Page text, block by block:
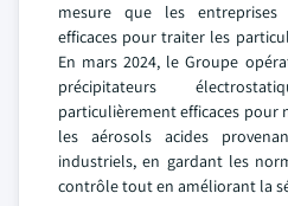
mesure que les
efficaces pour traiter les
En mars 2024, le Groupe
précipitateurs
particulièrement efficaces
les aérosols acides
industriels, en gardant les
contrôle tout en améliorant la